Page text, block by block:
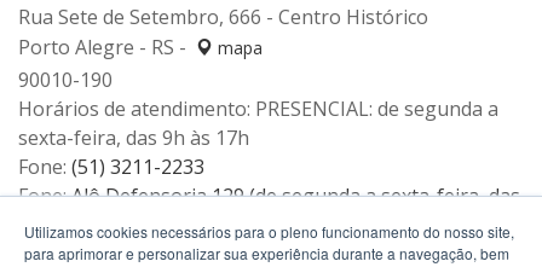
Rua Sete de Setembro, 666 - Centro Histórico
Porto Alegre - RS -
mapa
90010-190
Horários de atendimento: PRESENCIAL: de segunda a
sexta-feira, das 9h às 17h
Fone: (51) 3211-2233
Fone:Alô Defensoria 129 (de segunda a sexta-feira, das
12h às 19h)
Utilizamos cookies necessários para o pleno funcionamento do nosso site,
para aprimorar e personalizar sua experiência durante a navegação, bem